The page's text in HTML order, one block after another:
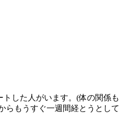
した人がいます。(体の関係も
らもうすぐ一週間経とうとして